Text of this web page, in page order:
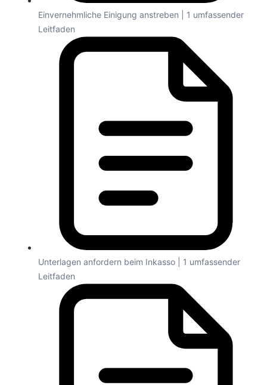
Einvernehmliche Einigung anstreben | 1 umfassender
Leitfaden
Unterlagen anfordern beim Inkasso | 1 umfassender
Leitfaden